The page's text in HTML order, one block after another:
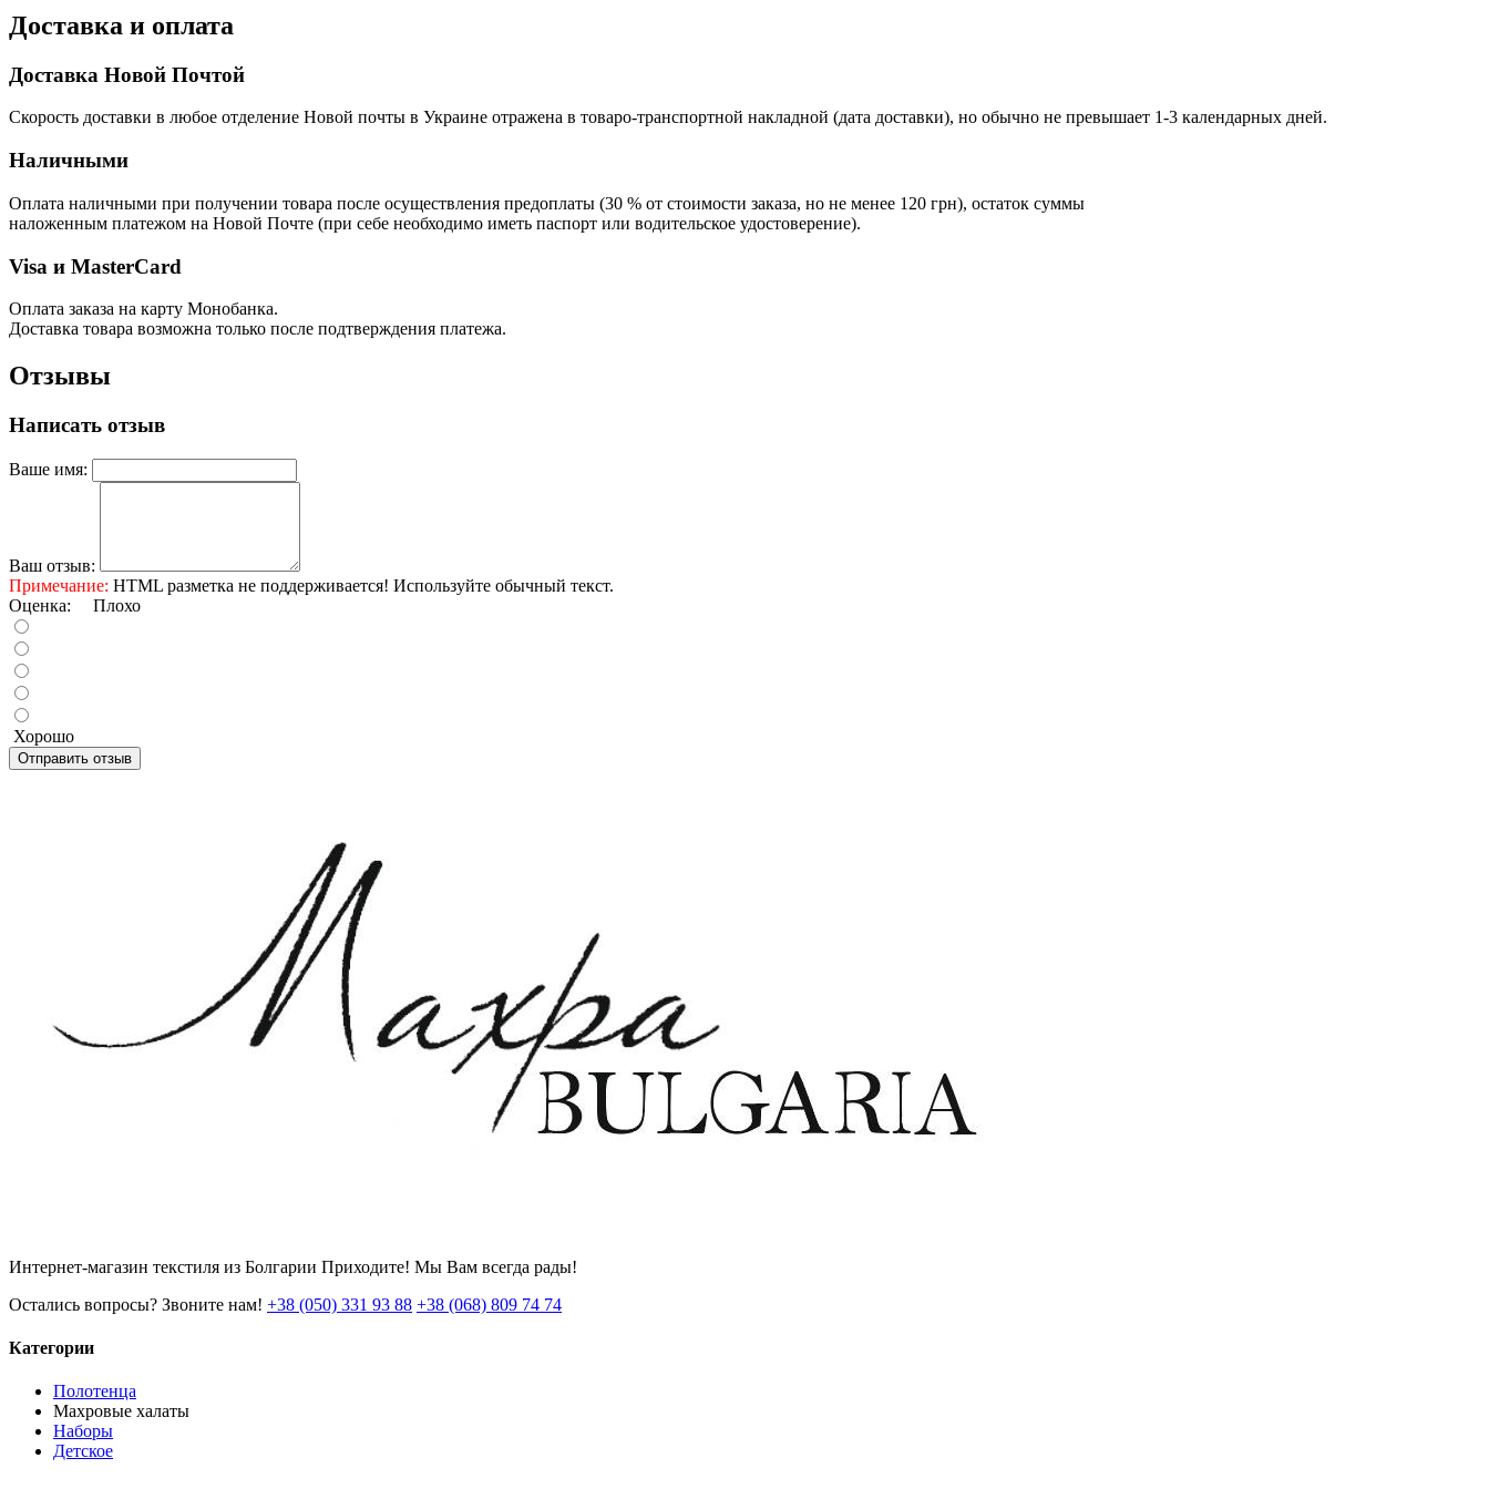
Доставка и оплата
Доставка Новой Почтой
Скорость доставки в любое отделение Новой почты в Украине отражена в товаро-транспортной накладной (дата доставки), но обычно не превышает 1-3 календарных дней.
Наличными
Оплата наличными при получении товара после осуществления предоплаты (30 % от стоимости заказа, но не менее 120 грн), остаток суммы
наложенным платежом на Новой Почте (при себе необходимо иметь паспорт или водительское удостоверение).
Visa и MasterCard
Оплата заказа на карту Монобанка.
Доставка товара возможна только после подтверждения платежа.
Отзывы
Написать отзыв
Ваше имя:
Ваш отзыв:
Примечание: HTML разметка не поддерживается! Используйте обычный текст.
Оценка: Плохо
Хорошо
Отправить отзыв
Интернет-магазин текстиля из Болгарии Приходите! Мы Вам всегда рады!
Остались вопросы? Звоните нам! +38 (050) 331 93 88 +38 (068) 809 74 74
Категории
Полотенца
Махровые халаты
Наборы
Детское